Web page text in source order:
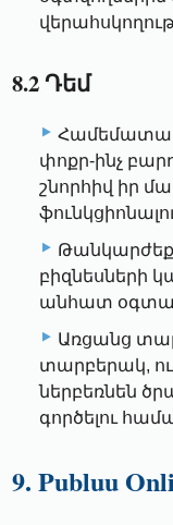
8.2 Դեմ
փոքր-ինչ
շնորհիվ իր
Թանկարժեք.
բիզնեսների
անհատ
Առցանց
տարբերակ,
ներբեռնեն
գործելու
9. Publuu